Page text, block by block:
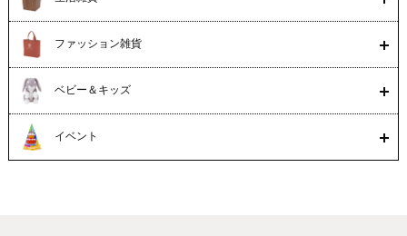
ファッション雑貨
ベビー＆キッズ
イベント